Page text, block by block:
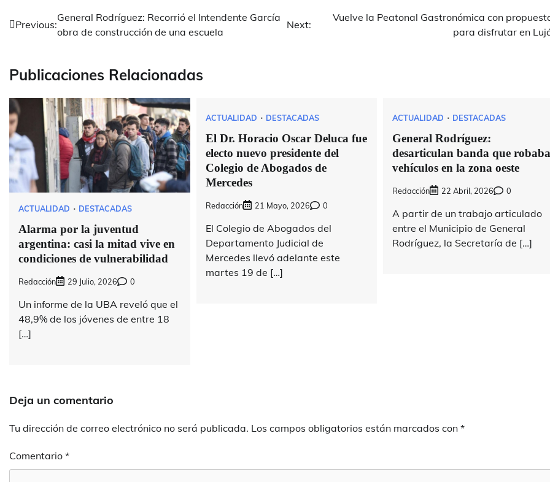
Navegación
entradas
Previous:
General Rodríguez: Recorrió el Intendente García
obra de construcción de una escuela
Next:
Vuelve la Peatonal Gastronómica con
para disfrutar en
Publicaciones Relacionadas
ACTUALIDAD DESTACADAS
Alarma por la juventud
argentina: casi la mitad vive en
condiciones de vulnerabilidad
Redacción 29 Julio, 2026 0
Un informe de la UBA reveló que el
48,9% de los jóvenes de entre 18
[…]
ACTUALIDAD DESTACADAS
El Dr. Horacio Oscar Deluca fue
electo nuevo presidente del
Colegio de Abogados de
Mercedes
Redacción 21 Mayo, 2026 0
El Colegio de Abogados del
Departamento Judicial de
Mercedes llevó adelante este
martes 19 de […]
ACTUALIDAD DESTACADAS
General Rodríguez:
desarticulan banda que robaba
vehículos en la zona oeste
Redacción 22 Abril, 2026 0
A partir de un trabajo articulado
entre el Municipio de General
Rodríguez, la Secretaría de […]
Deja un comentario
Tu dirección de correo electrónico no será publicada. Los campos obligatorios están marcados con *
Comentario *